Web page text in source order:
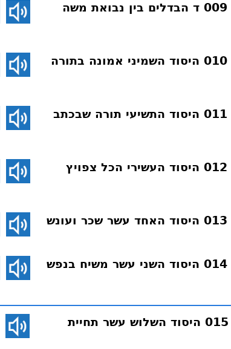
דע את אמונתך 009 ד הבדלים בין נבואת משה
דע את אמונתך 010 היסוד השמיני אמונה בתורה
דע את אמונתך 011 היסוד התשיעי תורה שבכתב
דע את אמונתך 012 היסוד העשירי הכל צפויץ
דע את אמונתך 014 היסוד השני עשר משיח בנפש
דע את אמונתך 015 היסוד השלוש עשר תחיית